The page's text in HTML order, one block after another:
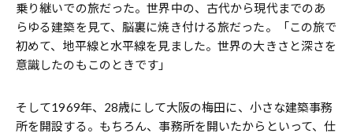
乗り継いでの旅だった。世界中の、古代から現代までのあ
らゆる建築を見て、脳裏に焼き付ける旅だった。「この旅で
初めて、地平線と水平線を見ました。世界の大きさと深さを
意識したのもこのときです」
そして1969年、28歳にして大阪の梅田に、小さな建築事務
所を開設する。もちろん、事務所を開いたからといって、仕